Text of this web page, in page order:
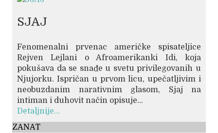
SJAJ
Fenomenalni prvenac američke spisateljice
Rejven Lejlani o Afroamerikanki Idi, koja
pokušava da se snađe u svetu privilegovanih u
Njujorku. Ispričan u prvom licu, upečatljivim i
neobuzdanim narativnim glasom, Sjaj na
intiman i duhovit način opisuje...
Detaljnije...
ZANAT